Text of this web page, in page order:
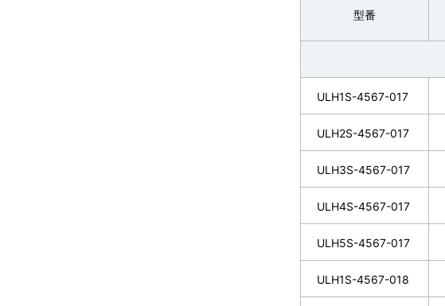
型番
ULH1S-4567-017
ULH2S-4567-017
ULH3S-4567-017
ULH4S-4567-017
ULH5S-4567-017
ULH1S-4567-018